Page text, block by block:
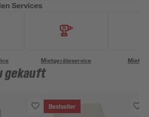
Services
Mietgeräteservice
gekauft
Bestseller